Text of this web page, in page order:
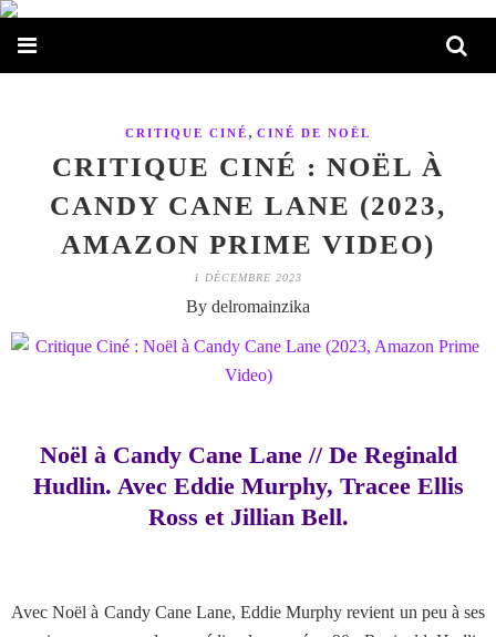
CRITIQUE CINÉ , CINÉ DE NOËL
CRITIQUE CINÉ : NOËL À
CANDY CANE LANE (2023,
AMAZON PRIME VIDEO)
1 DÉCEMBRE 2023
By delromainzika
Noël à Candy Cane Lane // De Reginald
Hudlin. Avec Eddie Murphy, Tracee Ellis
Ross et Jillian Bell.
Avec Noël à Candy Cane Lane, Eddie Murphy revient un peu à ses